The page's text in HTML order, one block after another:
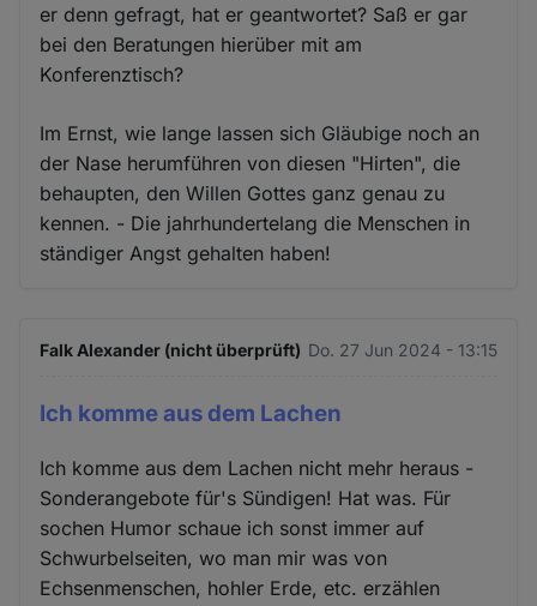
er denn gefragt, hat er geantwortet? Saß er gar
bei den Beratungen hierüber mit am
Konferenztisch?
Im Ernst, wie lange lassen sich Gläubige noch an
der Nase herumführen von diesen "Hirten", die
behaupten, den Willen Gottes ganz genau zu
kennen. - Die jahrhundertelang die Menschen in
ständiger Angst gehalten haben!
Falk Alexander (nicht überprüft) Do. 27 Jun 2024 - 13:15
Ich komme aus dem Lachen
Ich komme aus dem Lachen nicht mehr heraus -
Sonderangebote für's Sündigen! Hat was. Für
sochen Humor schaue ich sonst immer auf
Schwurbelseiten, wo man mir was von
Echsenmenschen, hohler Erde, etc. erzählen